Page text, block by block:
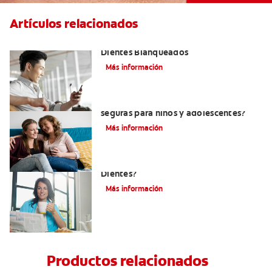
Artículos relacionados
Dientes Blanqueados
Más información
seguras para niños y adolescentes?
Más información
Dientes?
Más información
Productos relacionados